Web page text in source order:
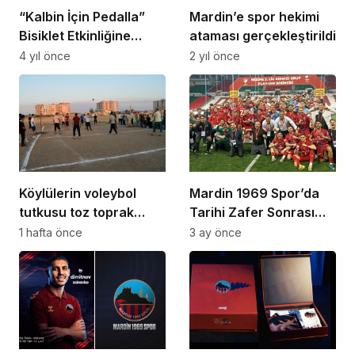
“Kalbin İçin Pedalla”
Bisiklet Etkinliğine
Düzenlendi
4 yıl önce
Mardin’e spor hekimi
ataması gerçekleştirildi
2 yıl önce
Köylülerin voleybol
tutkusu toz toprak
dinlemiyor
1 hafta önce
Mardin 1969 Spor’da
Tarihi Zafer Sonrası
Duygu Dolu
Açıklamalar
3 ay önce